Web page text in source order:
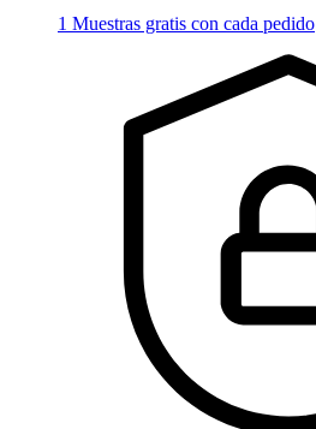
1 Muestras gratis con cada pedido